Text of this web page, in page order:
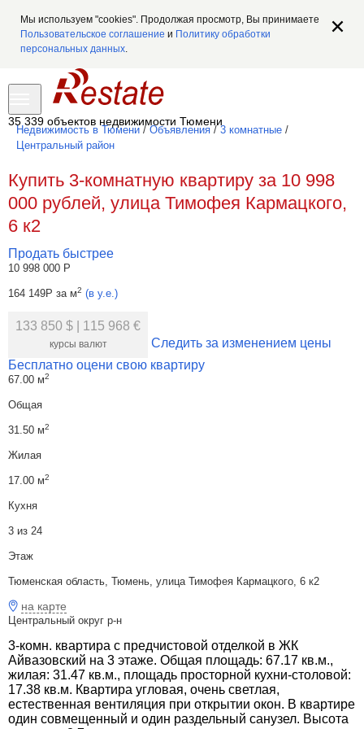
Мы используем "cookies". Продолжая просмотр, Вы принимаете
Пользовательское соглашение и Политику обработки
персональных данных.
35 339 объектов недвижимости Тюмени
Недвижимость в Тюмени / Объявления / 3 комнатные /
Центральный район
Купить 3-комнатную квартиру за 10 998
000 рублей, улица Тимофея Кармацкого,
6 к2
Продать быстрее
10 998 000 Р
164 149Р за м2 (в у.е.)
133 850 $ 115 968 €
курсы валют
Следить за изменением цены
Бесплатно оцени свою квартиру
67.00 м2
Общая
31.50 м2
Жилая
17.00 м2
Кухня
3 из 24
Этаж
Тюменская область, Тюмень, улица Тимофея Кармацкого, 6 к2
на карте
Центральный округ р-н
3-комн. квартира с предчистовой отделкой в ЖК
Айвазовский на 3 этаже. Общая площадь: 67.17 кв.м.,
жилая: 31.47 кв.м., площадь просторной кухни-столовой:
17.38 кв.м. Квартира угловая, очень светлая,
естественная вентиляция при открытии окон. В квартире
один совмещенный и один раздельный санузел. Высота